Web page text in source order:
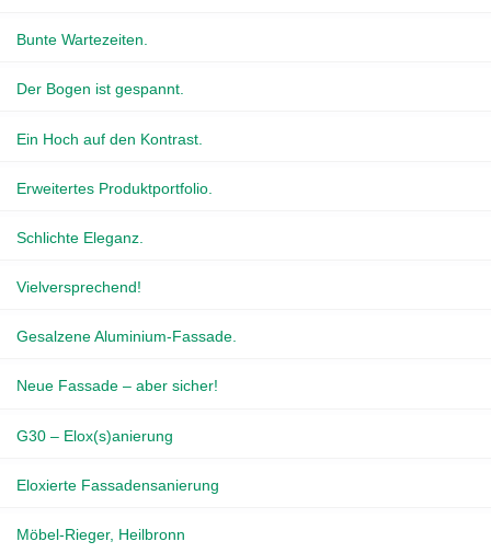
Bunte Wartezeiten.
Der Bogen ist gespannt.
Ein Hoch auf den Kontrast.
Erweitertes Produktportfolio.
Schlichte Eleganz.
Vielversprechend!
Gesalzene Aluminium-Fassade.
Neue Fassade – aber sicher!
G30 – Elox(s)anierung
Eloxierte Fassadensanierung
Möbel-Rieger, Heilbronn